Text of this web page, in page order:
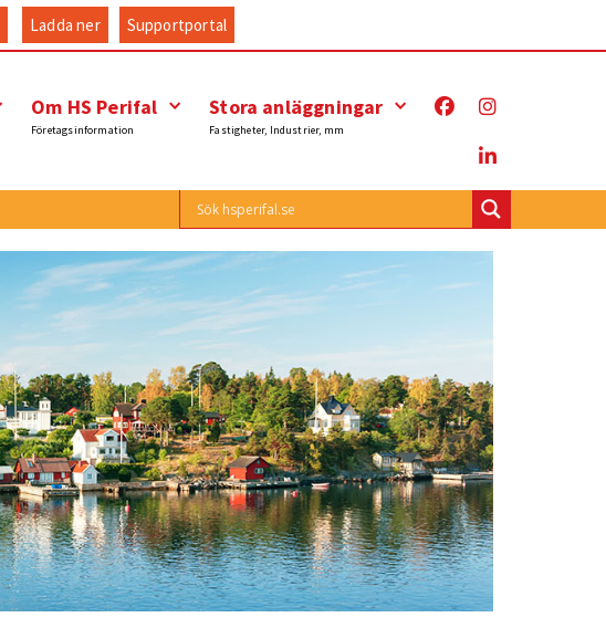
Ladda ner Supportportal
Om HS Perifal
Företagsinformation
Stora anläggningar
Fastigheter, Industrier, mm